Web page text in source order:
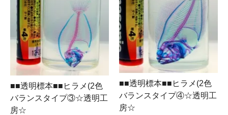
■■透明標本■■ヒラメ(2色
バランスタイプ③☆透明工
房☆
■■透明標本■■ヒラメ(2色
バランスタイプ④☆透明工
房☆